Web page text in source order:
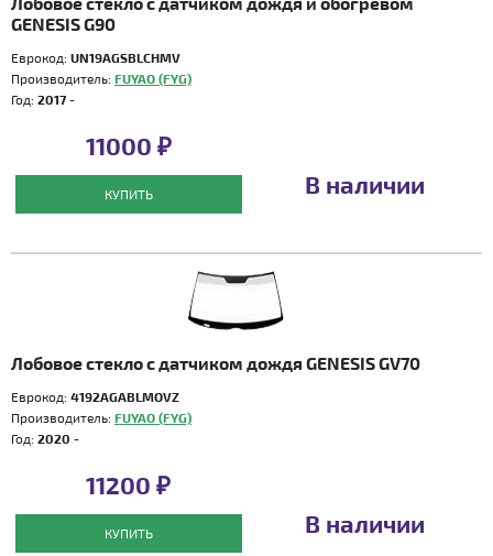
GENESIS G90
Еврокод: UN19AGSBLCHMV
Производитель: FUYAO (FYG)
Год: 2017 -
11000 ₽
КУПИТЬ В наличии
Лобовое стекло с датчиком дождя GENESIS GV70
Еврокод: 4192AGABLMOVZ
Производитель: FUYAO (FYG)
Год: 2020 -
11200 ₽
КУПИТЬ В наличии